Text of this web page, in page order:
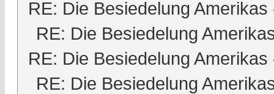
RE: Die Besiedelung Amerikas
RE: Die Besiedelung
RE: Die Besiedelung Amerikas
RE: Die Besiedelung